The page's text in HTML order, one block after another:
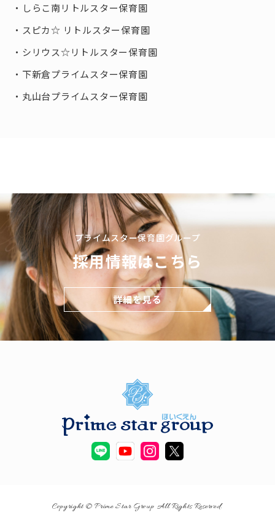
しらこ南リトルスター保育園
スピカ☆ リトルスター保育園
シリウス☆リトルスター保育園
下新倉プライムスター保育園
丸山台プライムスター保育園
プライムスター保育園グループ
採用情報はこちら
詳細を見る
Copyright © Prime Star Group All Rights Reserved.